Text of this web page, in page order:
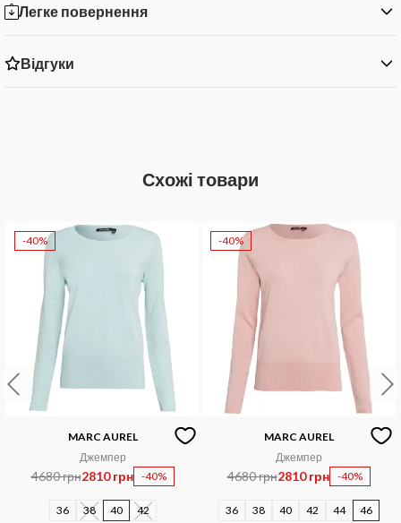
Легке повернення
Відгуки
Схожі товари
-40%
MARC AUREL
Джемпер
4680 грн2810 грн -40%
36 38 40 42
-40%
MARC AUREL
Джемпер
4680 грн2810 грн -40%
36 38 40 42 44 46